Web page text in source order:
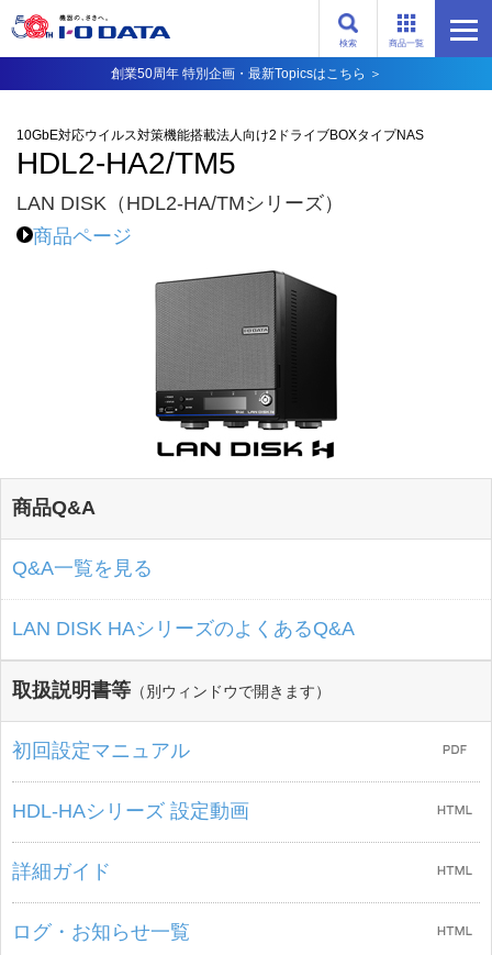
商品一覧
検索
創業50周年 特別企画・最新Topicsはこちら ＞
10GbE対応ウイルス対策機能搭載法人向け2ドライブBOXタイプNAS
HDL2-HA2/TM5
LAN DISK（HDL2-HA/TMシリーズ）
商品ページ
商品Q&A
Q&A一覧を見る
LAN DISK HAシリーズのよくあるQ&A
取扱説明書等 （別ウィンドウで開きます）
初回設定マニュアル
HDL-HAシリーズ 設定動画
詳細ガイド
ログ・お知らせ一覧